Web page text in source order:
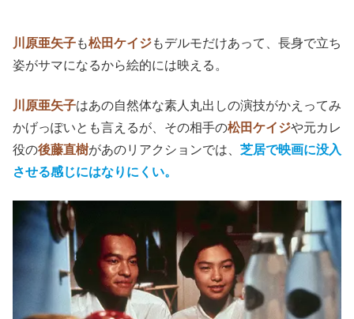
川原亜矢子も松田ケイジもデルモだけあって、長身で立ち
姿がサマになるから絵的には映える。
川原亜矢子はあの自然体な素人丸出しの演技がかえってみ
かげっぽいとも言えるが、その相手の松田ケイジや元カレ
役の後藤直樹があのリアクションでは、 芝居で映画に没入
させる感じにはなりにくい。